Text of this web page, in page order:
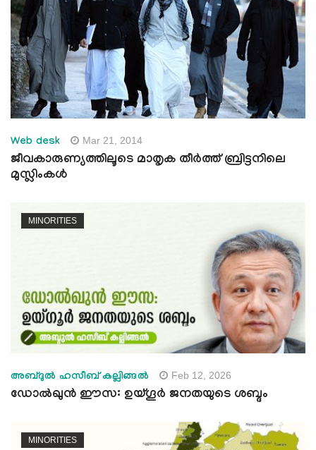
Web desk Mar 21, 2014
ജീവകാരുണ്യത്തിലൂടെ മാതൃക തീര്‍ത്ത് ബ്രിട്ടനിലെ
മുസ്ലിംകള്‍
MINORITIES
അബ്ദുൽ ഹസീബ് കല്ലിങ്ങൽ Feb 12, 2026
ഡോൽഖുൻ ഈസ: ഉയ്ഗൂര്‍ ജനതയുടെ ശബ്ദം
MINORITIES